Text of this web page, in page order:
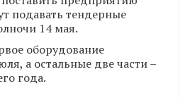
подавать тендерные
14 мая.
оборудование
а остальные две части –
года.